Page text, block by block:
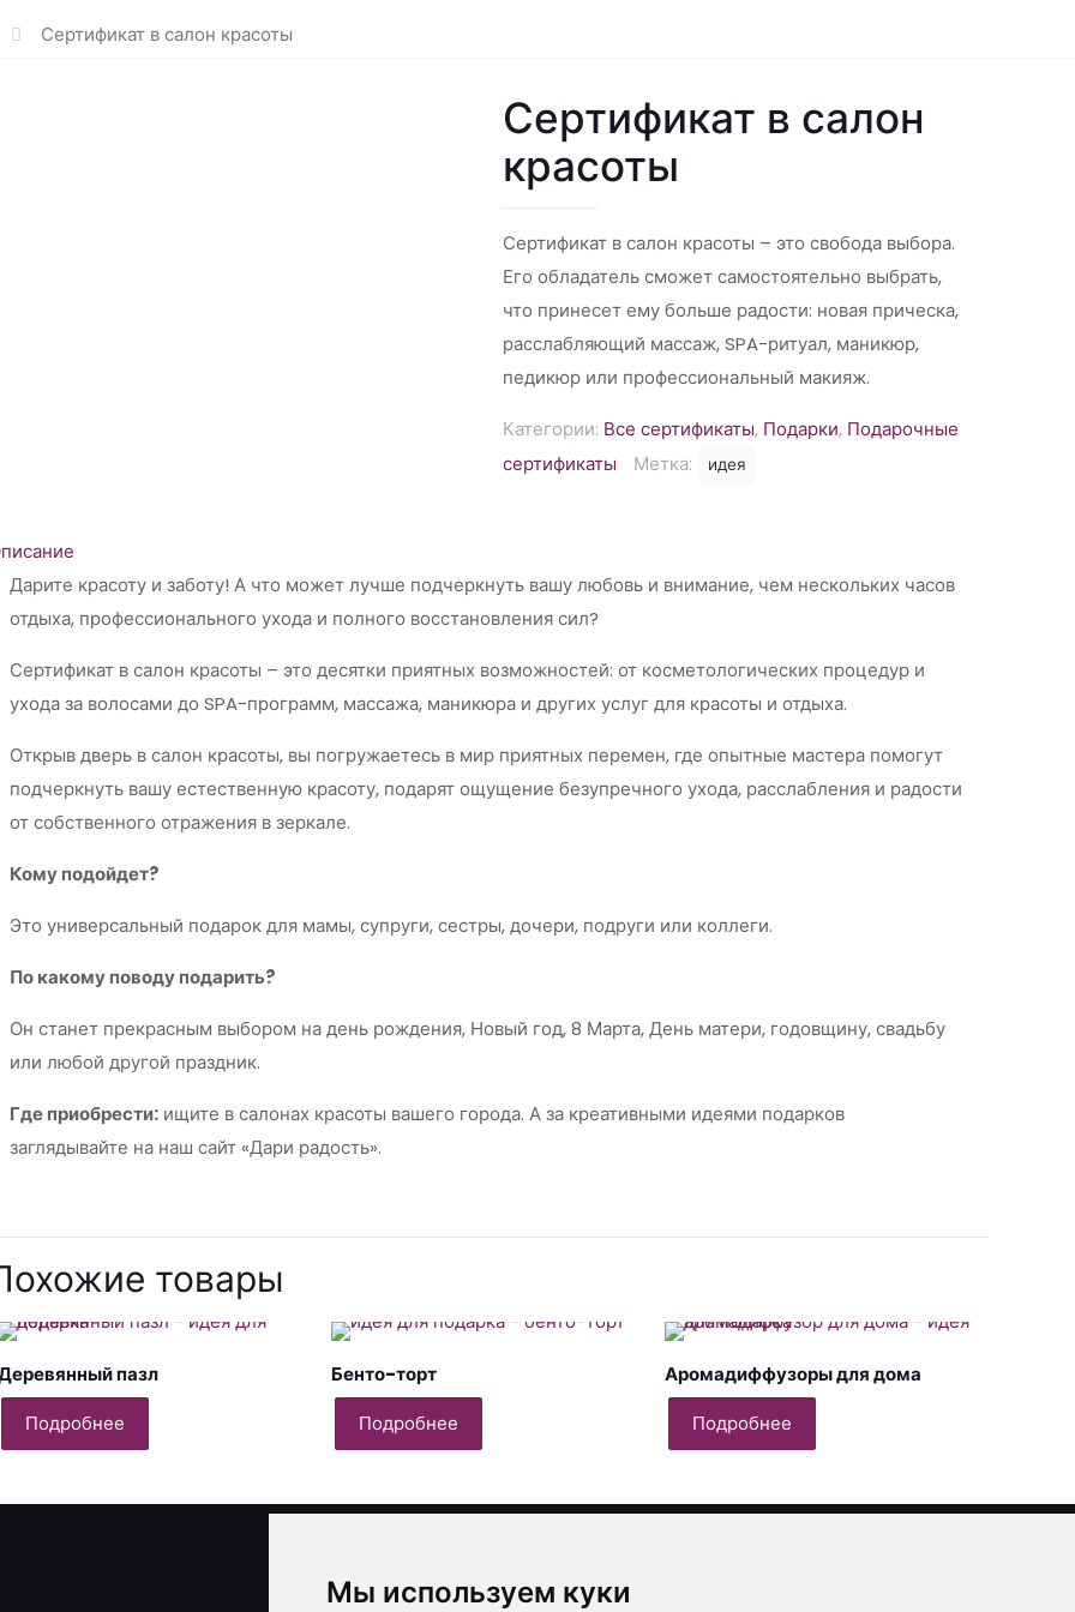
Мы используем куки
Сертификат в салон красоты
Сертификат в салон
красоты
Сертификат в салон красоты – это свобода выбора.
Его обладатель сможет самостоятельно выбрать,
что принесет ему больше радости: новая прическа,
расслабляющий массаж, SPA-ритуал, маникюр,
педикюр или профессиональный макияж.
Категории: Все сертификаты, Подарки, Подарочные
сертификаты
Метка: идея
Дарите красоту и заботу! А что может лучше подчеркнуть вашу любовь и внимание, чем нескольких часов
отдыха, профессионального ухода и полного восстановления сил?
Сертификат в салон красоты – это десятки приятных возможностей: от косметологических процедур и
ухода за волосами до SPA-программ, массажа, маникюра и других услуг для красоты и отдыха.
Открыв дверь в салон красоты, вы погружаетесь в мир приятных перемен, где опытные мастера помогут
подчеркнуть вашу естественную красоту, подарят ощущение безупречного ухода, расслабления и радости
от собственного отражения в зеркале.
Кому подойдет?
Это универсальный подарок для мамы, супруги, сестры, дочери, подруги или коллеги.
По какому поводу подарить?
Он станет прекрасным выбором на день рождения, Новый год, 8 Марта, День матери, годовщину, свадьбу
или любой другой праздник.
Где приобрести: ищите в салонах красоты вашего города. А за креативными идеями подарков
заглядывайте на наш сайт «Дари радость».
товары
пазл
Подробнее
Бенто-торт
Подробнее
Аромадиффузоры для дома
Подробнее